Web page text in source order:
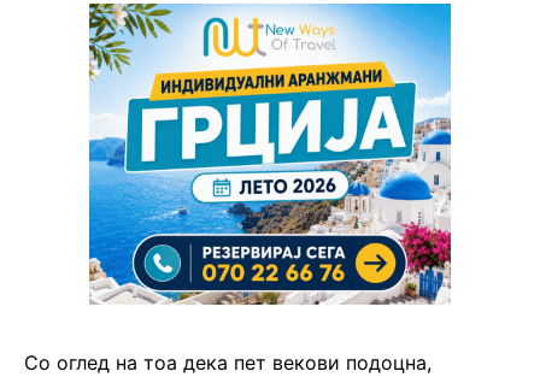
Со оглед на тоа дека пет векови подоцна,